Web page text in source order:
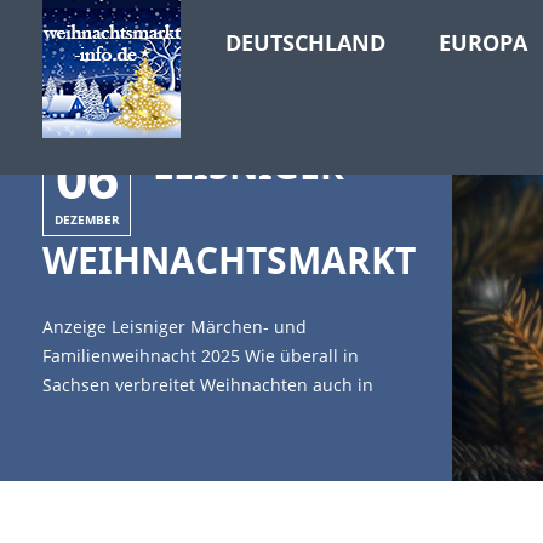
DEUTSCHLAND EUROPA
06
DEZEMBER
LEISNIGER
WEIHNACHTSMARKT
Anzeige Leisniger Märchen- und
Familienweihnacht 2025 Wie überall in
Sachsen verbreitet Weihnachten auch in